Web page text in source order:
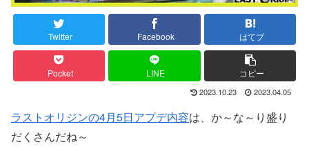
Twitter Facebook はてブ
Pocket LINE コピー
2023.10.23 2023.04.05
ラストオリジンの4月5日アプデ内容は、か～な～り盛り
だくさんだね～